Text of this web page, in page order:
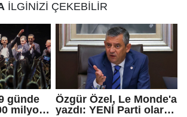
İLGİNİZİ ÇEKEBİLİR
günde
milyon
Özgür Özel, Le Monde'a
yazdı: YENİ Parti olarak